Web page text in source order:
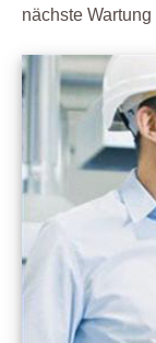
nächste Wartung